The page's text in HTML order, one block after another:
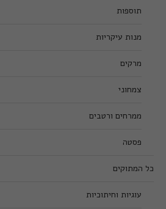
תוספות
מנות עיקריות
מרקים
צמחוני
ממרחים ורטבים
פסטה
כל המתוקים
עוגיות וחיתוכיות